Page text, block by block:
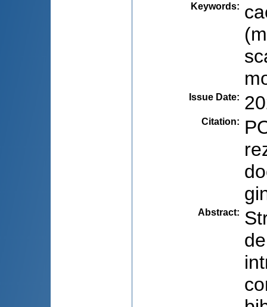
Keywords:
Issue Date:
Citation:
Abstract: